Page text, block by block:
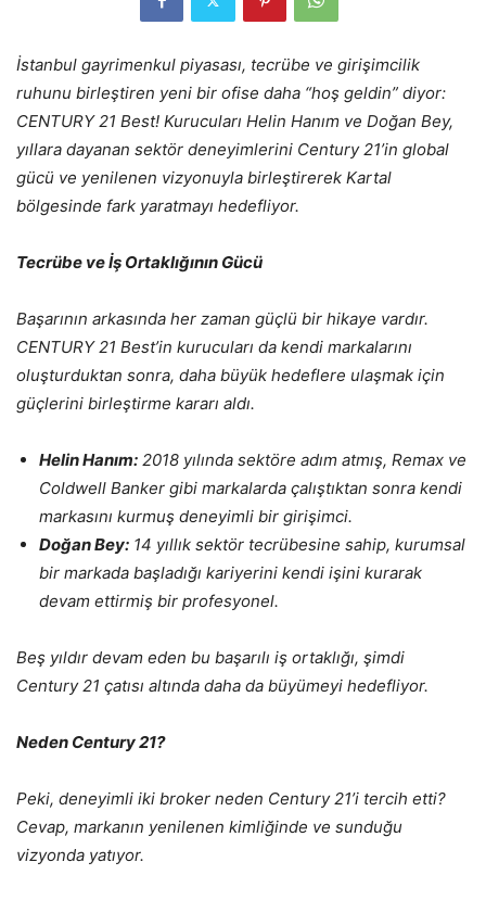
İstanbul gayrimenkul piyasası, tecrübe ve girişimcilik
ruhunu birleştiren yeni bir ofise daha “hoş geldin” diyor:
CENTURY 21 Best! Kurucuları Helin Hanım ve Doğan Bey,
yıllara dayanan sektör deneyimlerini Century 21’in global
gücü ve yenilenen vizyonuyla birleştirerek Kartal
bölgesinde fark yaratmayı hedefliyor.
Tecrübe ve İş Ortaklığının Gücü
Başarının arkasında her zaman güçlü bir hikaye vardır.
CENTURY 21 Best’in kurucuları da kendi markalarını
oluşturduktan sonra, daha büyük hedeflere ulaşmak için
güçlerini birleştirme kararı aldı.
Helin Hanım: 2018 yılında sektöre adım atmış, Remax ve
Coldwell Banker gibi markalarda çalıştıktan sonra kendi
markasını kurmuş deneyimli bir girişimci.
Doğan Bey: 14 yıllık sektör tecrübesine sahip, kurumsal
bir markada başladığı kariyerini kendi işini kurarak
devam ettirmiş bir profesyonel.
Beş yıldır devam eden bu başarılı iş ortaklığı, şimdi
Century 21 çatısı altında daha da büyümeyi hedefliyor.
Neden Century 21?
Peki, deneyimli iki broker neden Century 21’i tercih etti?
Cevap, markanın yenilenen kimliğinde ve sunduğu
vizyonda yatıyor.